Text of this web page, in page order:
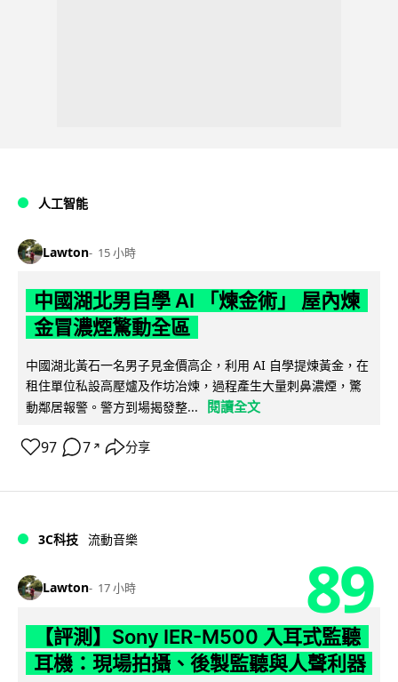
人工智能
Lawton 15 小時
中國湖北男自學 AI 「煉金術」 屋內煉
金冒濃煙驚動全區
中國湖北黃石一名男子見金價高企，利用 AI 自學提煉黃金，在
租住單位私設高壓爐及作坊冶煉，過程產生大量刺鼻濃煙，驚
動鄰居報警。警方到場揭發整...
閱讀全文
97 7 ↗ 分享
3C科技 流動音樂
Lawton 17 小時 89
【評測】Sony IER-M500 入耳式監聽
耳機：現場拍攝、後製監聽與人聲利器